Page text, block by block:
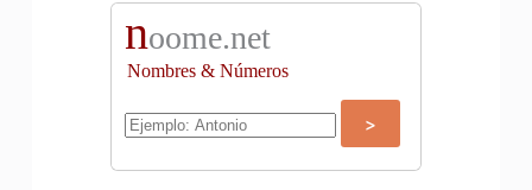
noome.net
Nombres & Números